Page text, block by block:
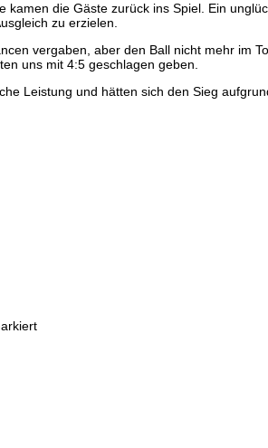
die Gäste zurück ins Spiel. Ein
zu erzielen.
vergaben, aber den Ball nicht mehr im
uns mit 4:5 geschlagen geben.
Leistung und hätten sich den Sieg